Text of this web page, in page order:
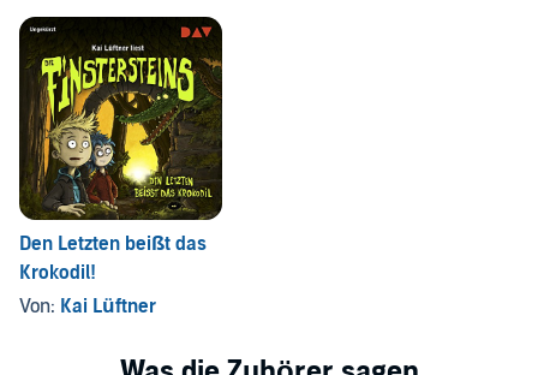
Den Letzten beißt das
Krokodil!
Von: Kai Lüftner